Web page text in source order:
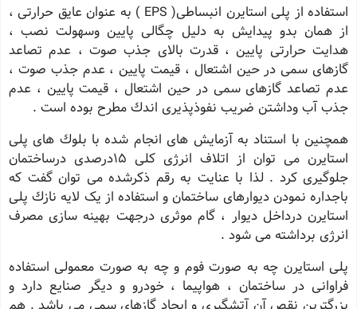
استفاده از پلی استایرن انبساطی( EPS ) به عنوان عایق حرارتی ،
از همان بدو پیدایش به دلیل چگالی پایین وسهولت نصب ،
هدایت حرارتی پایین ، قدرت بالای جذب صوت ، عدم تصاعد
گازهای سمی در حین اشتعال ، قیمت پایین ، عدم جذب صوت ،
عدم تصاعد گازهای سمی در حین اشتعال ، قیمت پایین ، عدم
جذب آب وداشتن ضریب نفوذپذیری اندك مطرح بوده است .
همچنین با استناد به آزمایش های انجام شده با بلوك های پلی
استایرن می توان از اتلاف انرژی کلی 15درصدی درساختمان
جلوگیری کرد . لذا با عنایت به رقم ذکرشده می توان گفت که
باجداره نمودن دیوارهای ساختمان و استفاده از یک لایه نازك پلی
استایرن درداخل دیوار ، گام موثری درجهت بهینه سازی مصرف
انرژی برداشته می شود .
پلی استایرن چه به صورت فوم و چه به صورت معمولی استفاده
فراوانی در ساختمان ، هواپیما ، خودرو و دیگر صنایع دارد و